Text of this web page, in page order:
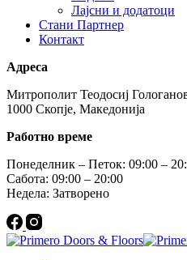
Лајсни и додатоци
Стани Партнер
Контакт
Адреса
Митрополит Теодосиј
1000 Скопје, Македонија
Работно време
Понеделник – Петок: 09:00 –
Сабота: 09:00 – 20:00
Недела: Затворено